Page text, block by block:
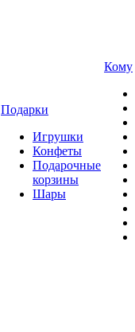
Подарки
Игрушки
Конфеты
Подарочные
корзины
Шары
Кому